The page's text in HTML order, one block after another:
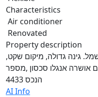
Characteristics
Air conditioner
Renovated
Property description
חשמל. גינה גדולה, מיקום שקט,
אושרה אנגלו סכסון ,מספר
הנכס 4433
AI Info